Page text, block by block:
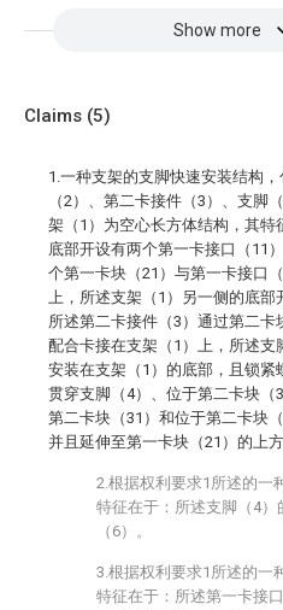
Show more
Claims (5)
1.一种支架的支脚快速安装结构
（2）、第二卡接件（3）、支脚
架（1）为空心长方体结构，其特
底部开设有两个第一卡接口（11
个第一卡块（21）与第一卡接口
上，所述支架（1）另一侧的底部
所述第二卡接件（3）通过第二卡
配合卡接在支架（1）上，所述支
安装在支架（1）的底部，且锁紧
贯穿支脚（4）、位于第二卡块（
第二卡块（31）和位于第二卡块
并且延伸至第一卡块（21）的上方
2.根据权利要求1所述的一
特征在于：所述支脚（4
（6）。
3.根据权利要求1所述的一
特征在于：所述第一卡接